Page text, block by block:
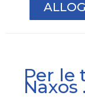
Per le
Naxos